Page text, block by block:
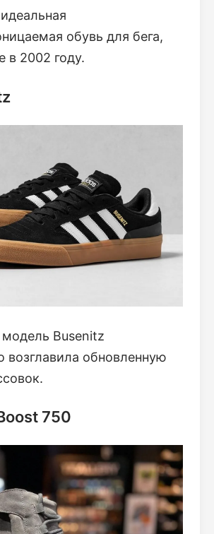
обувь для бега,
в 2002 году.
модель Busenitz
возглавила обновленную
750